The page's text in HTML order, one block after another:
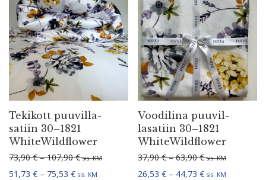
Tekikott puuvil­la­
satiin 30–1821
WhiteWildflower
73,90€ – 107,90€Hinnavahemik: 73,90 € kuni 107,90 €
sis. KM
51,73 € – 75,53 €Hinnavahemik: 51,73 € kuni 75,53 €
sis. KM
Voodilina puuvil­
la­satiin 30–1821
WhiteWildflower
37,90€ – 63,90€Hinnavahemik:
sis. KM
26,53 € – 44,73 €Hinnavahemik:
sis. KM